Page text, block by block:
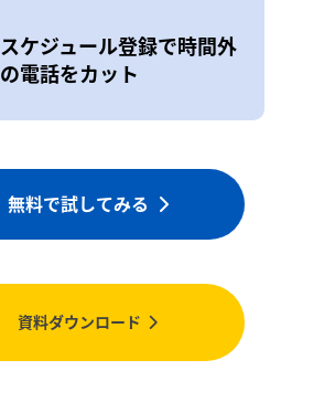
スケジュール登録で時間外
の電話をカット
無料で試してみる
資料ダウンロード